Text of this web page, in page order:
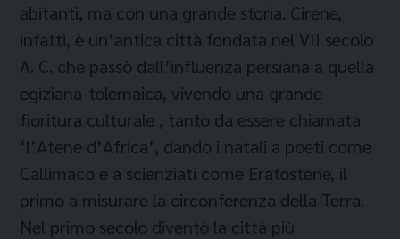
abitanti, ma con una grande storia. Cirene,
infatti, è un’antica città fondata nel VII secolo
A. C. che passò dall’influenza persiana a quella
egiziana-tolemaica, vivendo una grande
fioritura culturale , tanto da essere chiamata
‘l’Atene d’Africa’, dando i natali a poeti come
Callimaco e a scienziati come Eratostene, il
primo a misurare la circonferenza della Terra.
Nel primo secolo diventò la città più